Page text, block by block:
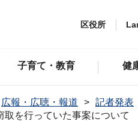
区役所
子育て・教育 健
広報・広聴・報道 記者発表
を行っていた事案について